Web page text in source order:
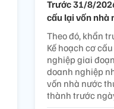
Trước 31/8/
cấu lại vốn nhà
Theo đó, khẩn
Kế hoạch cơ
nghiệp giai
doanh nghiệp
vốn nhà nước
thành trước